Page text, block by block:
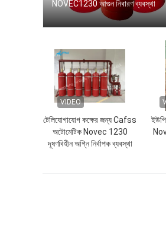
NOVEC1230 আগুন নিবারণ ব্যবস্থা
VIDEO
টেলিযোগাযোগ কক্ষের জন্য Cafss
অটোমেটিক Novec 1230
দূষণবিহীন অগ্নি নির্বাপক ব্যবস্থা